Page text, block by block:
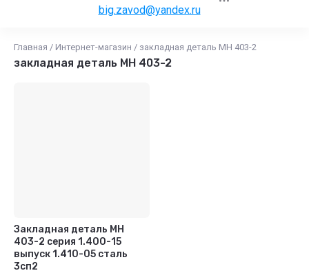
big.zavod@yandex.ru
Главная / Интернет-магазин / закладная деталь МН 403-2
закладная деталь МН 403-2
Закладная деталь МН
403-2 серия 1.400-15
выпуск 1.410-05 сталь
3сп2